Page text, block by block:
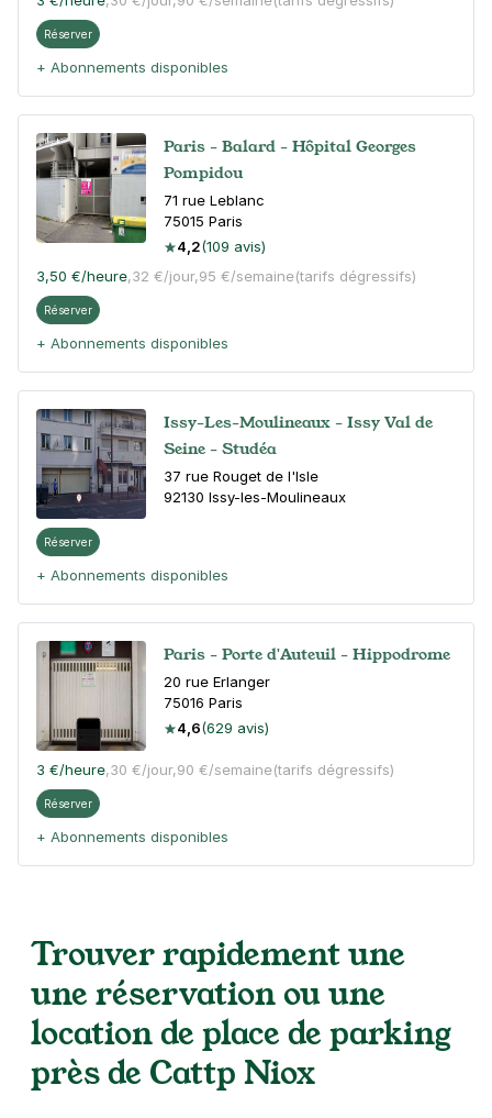
Réserver
+ Abonnements disponibles
Paris - Balard - Hôpital Georges
Pompidou
71 rue Leblanc
75015 Paris
4,2(109 avis)
3,50 €/heure,32 €/jour,95 €/semaine(tarifs dégressifs)
Réserver
+ Abonnements disponibles
Issy-Les-Moulineaux - Issy Val de
Seine - Studéa
37 rue Rouget de l'Isle
92130 Issy-les-Moulineaux
Réserver
+ Abonnements disponibles
Paris - Porte d'Auteuil - Hippodrome
20 rue Erlanger
75016 Paris
4,6(629 avis)
3 €/heure,30 €/jour,90 €/semaine(tarifs dégressifs)
Réserver
+ Abonnements disponibles
Charles
209 rue Saint Charles
75015Paris
(4 avis)
3,50 €/heure,32 €/jour, 95 €/semaine(tarifs dégressifs)
Réserver
Trouver rapidement une
une réservation ou une
location de place de parking
près de Cattp Niox